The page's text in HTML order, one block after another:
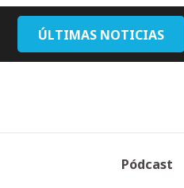
ÚLTIMAS NOTICIAS
Pódcast